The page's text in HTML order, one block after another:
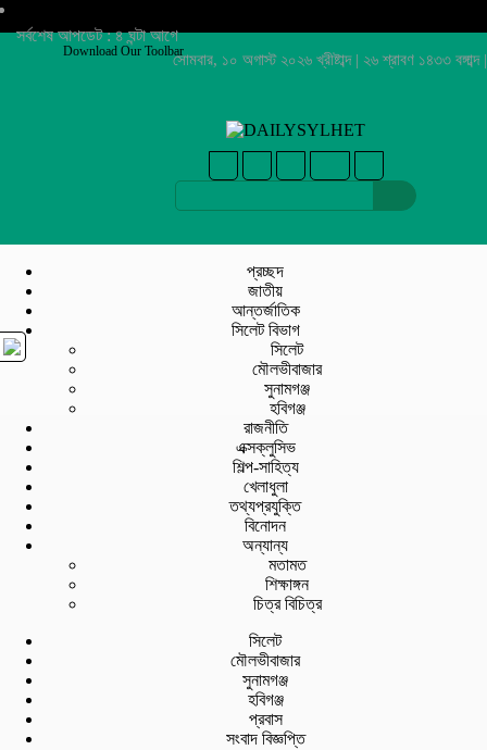
সর্বশেষ আপডেট : ৪ ঘন্টা আগে
সোমবার, ১০ অগাস্ট ২০২৬ খ্রীষ্টাব্দ | ২৬ শ্রাবণ ১৪৩৩ বঙ্গাব্দ |
Download Our Toolbar
প্রচ্ছদ
জাতীয়
আন্তর্জাতিক
সিলেট বিভাগ
সিলেট
মৌলভীবাজার
সুনামগঞ্জ
হবিগঞ্জ
রাজনীতি
এক্সক্লুসিভ
শিল্প-সাহিত্য
খেলাধুলা
তথ্যপ্রযুক্তি
বিনোদন
অন্যান্য
মতামত
শিক্ষাঙ্গন
চিত্র বিচিত্র
সিলেট
মৌলভীবাজার
সুনামগঞ্জ
হবিগঞ্জ
প্রবাস
সংবাদ বিজ্ঞপ্তি